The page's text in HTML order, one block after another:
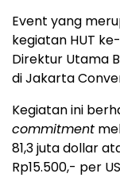
Event yang
kegiatan HUT
Direktur Utama
di Jakarta
Kegiatan ini
commitment
81,3 juta dollar
Rp15.500,- per